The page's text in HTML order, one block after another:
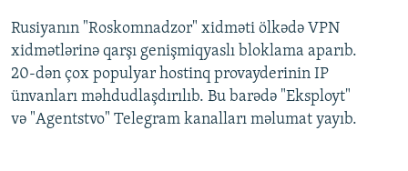
Rusiyanın "Roskomnadzor" xidməti ölkədə VPN
xidmətlərinə qarşı genişmiqyaslı bloklama aparıb.
20-dən çox populyar hostinq provayderinin IP
ünvanları məhdudlaşdırılıb. Bu barədə "Eksployt"
və "Agentstvo" Telegram kanalları məlumat yayıb.